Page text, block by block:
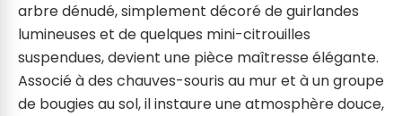
arbre dénudé, simplement décoré de guirlandes
lumineuses et de quelques mini-citrouilles
suspendues, devient une pièce maîtresse élégante.
Associé à des chauves-souris au mur et à un groupe
de bougies au sol, il instaure une atmosphère douce,